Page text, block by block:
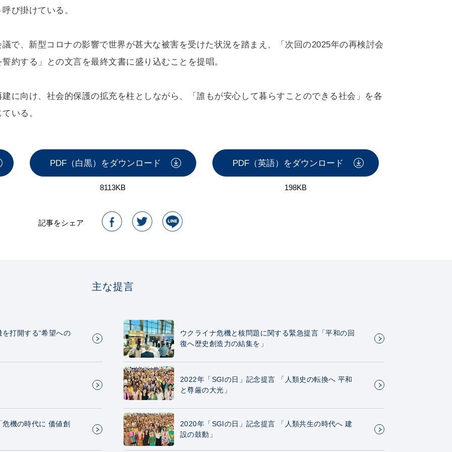
び掛けている。
で、新型コロナの影響で世界が甚大な被害を受けた状況を踏まえ、「次回の2025年の再検討会
約する」との文言を最終文書に盛り込むことを提唱。
に向け、社会的保護の拡充を柱としながら、「誰もが安心して暮らすことのできる社会」を各
いる。
PDF（白黒）をダウンロード
8113KB
PDF（英語）をダウンロード
198KB
記事をシェア
主な提言
打開する“希望への
ウクライナ危機と核問題に関する緊急提言「平和の回
復へ歴史創造力の結集を」
2022年「SGIの日」記念提言 「人類史の転換へ 平和
と尊厳の大光」
機の時代に 価値創
2020年「SGIの日」記念提言 「人類共生の時代へ 建
設の鼓動」